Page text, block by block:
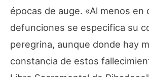
épocas de auge. «Al menos en
defunciones se especifica su
peregrina, aunque donde hay
constancia de estos